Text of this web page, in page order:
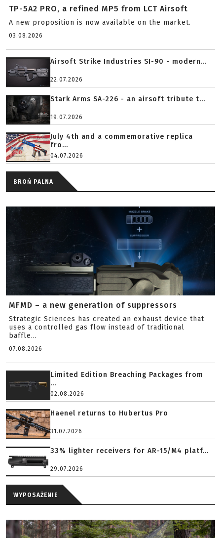
TP-5A2 PRO, a refined MP5 from LCT Airsoft
A new proposition is now available on the market.
03.08.2026
Airsoft Strike Industries SI-90 - modern...
22.07.2026
Stark Arms SA-226 - an airsoft tribute t...
19.07.2026
July 4th and a commemorative replica
fro...
04.07.2026
BROŃ PALNA
MFMD – a new generation of suppressors
Strategic Sciences has created an exhaust device that
uses a controlled gas flow instead of traditional
baffle...
07.08.2026
Limited Edition Breaching Packages from
...
02.08.2026
Haenel returns to Hubertus Pro
31.07.2026
33% lighter receivers for AR-15/M4 platf...
29.07.2026
WYPOSAŻENIE